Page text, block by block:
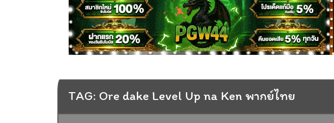
TAG: Ore dake Level Up na Ken พากย์ไทย